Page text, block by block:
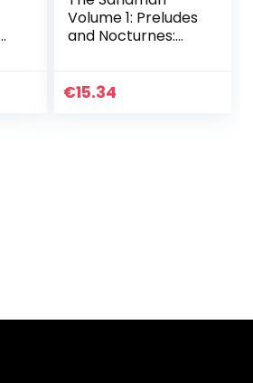
Volume 1: Preludes
and Nocturnes:
€15.34